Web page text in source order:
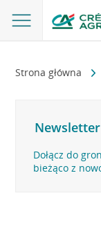
Strona główna
Dołącz do
bieżąco z